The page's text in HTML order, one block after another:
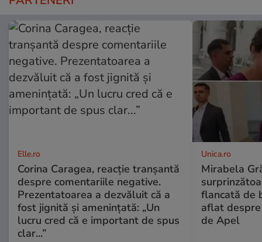
Elle.ro
Corina Caragea, reacție tranșantă
despre comentariile negative.
Prezentatoarea a dezvăluit că a
fost jignită și amenințată: „Un
lucru cred că e important de spus
clar...”
Unica.ro
Mirabela
flancată de
aflat
de Apel